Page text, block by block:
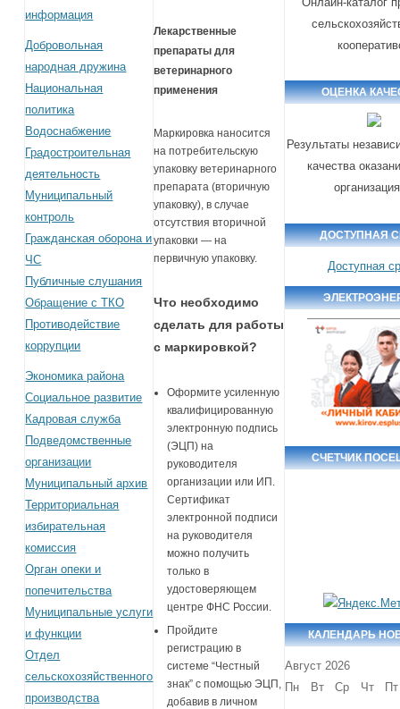
информация
Добровольная
народная дружина
Национальная
политика
Водоснабжение
Градостроительная
деятельность
Муниципальный
контроль
Гражданская оборона и
ЧС
Публичные слушания
Обращение с ТКО
Противодействие
коррупции
Экономика района
Социальное развитие
Кадровая служба
Подведомственные
организации
Муниципальный архив
Территориальная
избирательная
комиссия
Орган опеки и
попечительства
Муниципальные услуги
и функции
Отдел
сельскохозяйственного
производства
Лекарственные
препараты для
ветеринарного
применения
Маркировка наносится
на потребительскую
упаковку ветеринарного
препарата (вторичную
упаковку), в случае
отсутствия вторичной
упаковки — на
первичную упаковку.
Что необходимо
сделать для работы
с маркировкой?
Оформите усиленную
квалифицированную
электронную подпись
(ЭЦП) на
руководителя
организации или ИП.
Сертификат
электронной подписи
на руководителя
можно получить
только в
удостоверяющем
центре ФНС России.
Пройдите
регистрацию в
системе “Честный
знак” с помощью ЭЦП,
добавив в личном
ОЦЕНКА
Результаты
качества
ДОСТУПНАЯ
Доступная
СЧЕТЧИК
КАЛЕНДАРЬ
Август 2026
Пн
Вт Ср Чт Пт